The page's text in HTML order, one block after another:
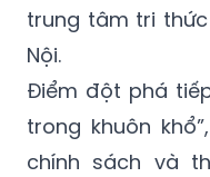
trung tâm tri
Nội.
Điểm đột phá
trong khuôn
chính sách và